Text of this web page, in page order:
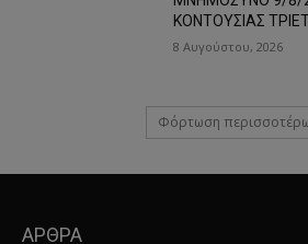
ΚΟΝΤΟΥΣΙΑΣ
8 Αυγούστου, 2026
Φόρτωση
ΑΡΘΡΑ